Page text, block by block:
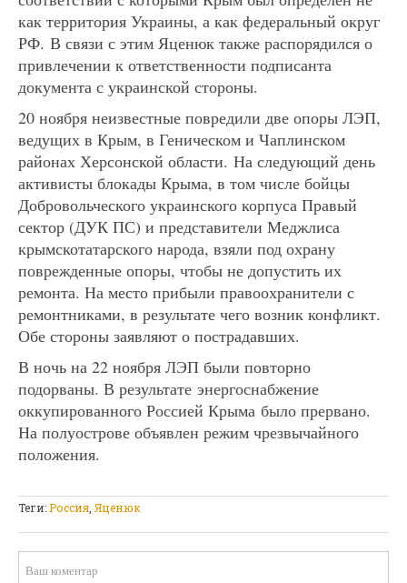
как территория Украины, а как федеральный округ
РФ. В связи с этим Яценюк также распорядился о
привлечении к ответственности подписанта
документа с украинской стороны.
20 ноября неизвестные повредили две опоры ЛЭП,
ведущих в Крым, в Геническом и Чаплинском
районах Херсонской области. На следующий день
активисты блокады Крыма, в том числе бойцы
Добровольческого украинского корпуса Правый
сектор (ДУК ПС) и представители Меджлиса
крымскотатарского народа, взяли под охрану
поврежденные опоры, чтобы не допустить их
ремонта. На место прибыли правоохранители с
ремонтниками, в результате чего возник конфликт.
Обе стороны заявляют о пострадавших.
В ночь на 22 ноября ЛЭП были повторно
подорваны. В результате энергоснабжение
оккупированного Россией Крыма было прервано.
На полуострове объявлен режим чрезвычайного
положения.
Теги:Россия Яценюк